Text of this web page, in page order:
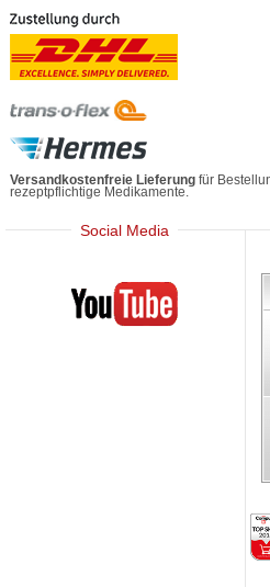
Versandkostenfreie Lieferung für
rezeptpflichtige Medikamente.
Social Media
Mediherz